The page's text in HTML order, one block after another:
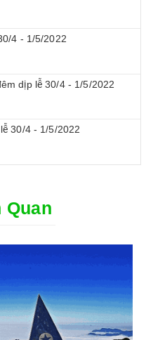
4 - 1/5/2022
dịp lễ 30/4 - 1/5/2022
30/4 - 1/5/2022
Quan